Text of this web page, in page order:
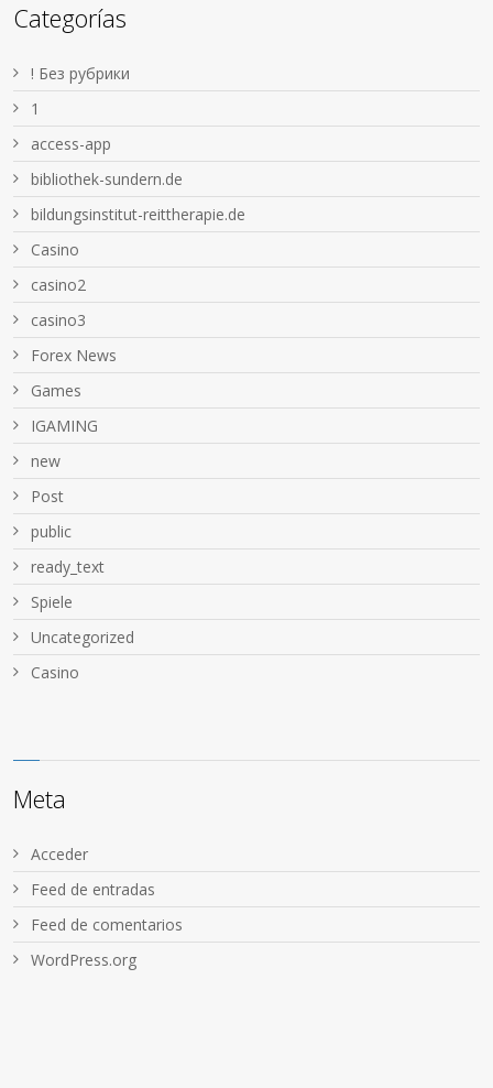
Categorías
! Без рубрики
1
access-app
bibliothek-sundern.de
bildungsinstitut-reittherapie.de
Casino
casino2
casino3
Forex News
Games
IGAMING
new
Post
public
ready_text
Spiele
Uncategorized
Сasino
Meta
Acceder
Feed de entradas
Feed de comentarios
WordPress.org